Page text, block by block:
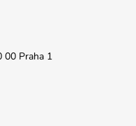
00 Praha 1